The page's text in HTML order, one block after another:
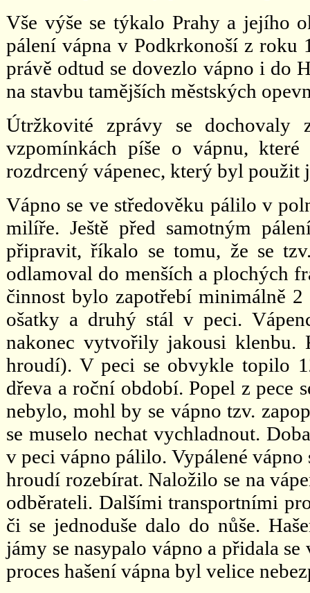
Vše výše se týkalo Prahy a jejího
pálení vápna v Podkrkonoší z roku
právě odtud se dovezlo vápno i do
na stavbu tamějších městských
Útržkovité zprávy se
vzpomínkách píše o vápnu,
rozdrcený vápenec, který byl použit
Vápno se ve středověku pálilo v
milíře. Ještě před samotným
připravit, říkalo se tomu, že se
odlamoval do menších a plochých
činnost bylo zapotřebí minimálně
ošatky a druhý stál v peci.
nakonec vytvořily jakousi klenbu.
hroudí). V peci se obvykle topilo
dřeva a roční období. Popel z pece
nebylo, mohl by se vápno tzv.
se muselo nechat vychladnout.
v peci vápno pálilo. Vypálené
hroudí rozebírat. Naložilo se na
odběrateli. Dalšími transportními
či se jednoduše dalo do nůše.
jámy se nasypalo vápno a přidala
proces hašení vápna byl velice